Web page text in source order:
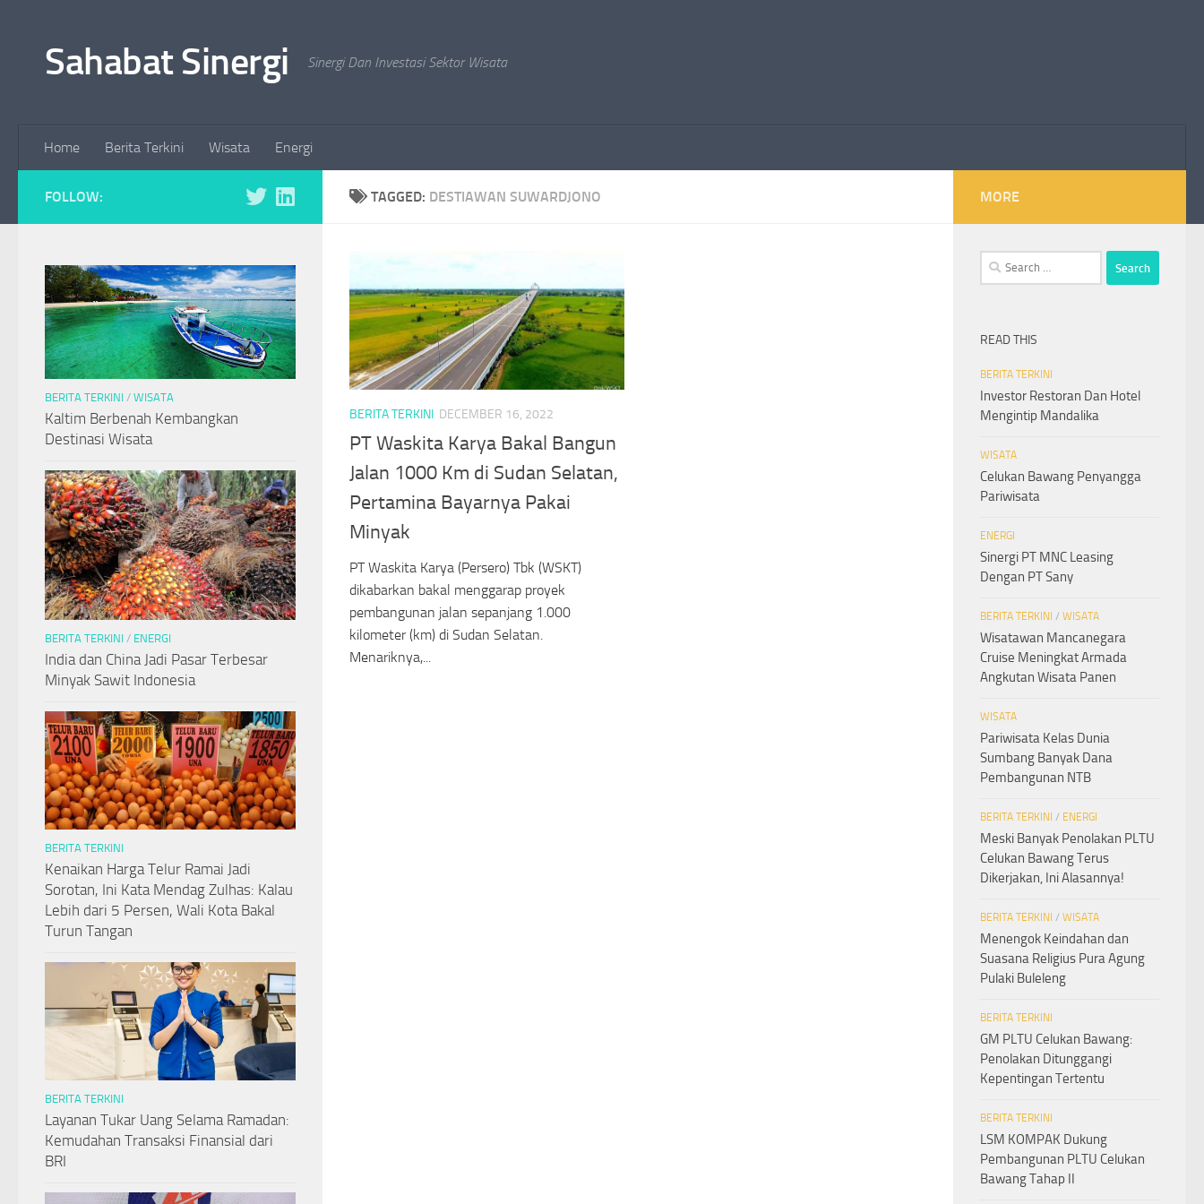
Sahabat Sinergi Sinergi Dan Investasi Sektor Wisata
Home Berita Terkini Wisata Energi
TAGGED: DESTIAWAN SUWARDJONO
BERITA TERKINI DECEMBER 16, 2022
PT Waskita Karya Bakal Bangun
Jalan 1000 Km di Sudan Selatan,
Pertamina Bayarnya Pakai
Minyak
PT Waskita Karya (Persero) Tbk (WSKT)
dikabarkan bakal menggarap proyek
pembangunan jalan sepanjang 1.000
kilometer (km) di Sudan Selatan.
Menariknya,...
FOLLOW:
BERITA TERKINI / WISATA
Kaltim Berbenah Kembangkan
Destinasi Wisata
BERITA TERKINI / ENERGI
India dan China Jadi Pasar Terbesar
Minyak Sawit Indonesia
BERITA TERKINI
Kenaikan Harga Telur Ramai Jadi
Sorotan, Ini Kata Mendag Zulhas: Kalau
Lebih dari 5 Persen, Wali Kota Bakal
Turun Tangan
BERITA TERKINI
Layanan Tukar Uang Selama Ramadan:
Kemudahan Transaksi Finansial dari
BRI
MORE
Search
for:
READ THIS
BERITA TERKINI
Investor Restoran Dan Hotel
Mengintip Mandalika
WISATA
Celukan Bawang Penyangga
Pariwisata
ENERGI
Sinergi PT MNC Leasing
Dengan PT Sany
BERITA TERKINI / WISATA
Wisatawan Mancanegara
Cruise Meningkat Armada
Angkutan Wisata Panen
WISATA
Pariwisata Kelas Dunia
Sumbang Banyak Dana
Pembangunan NTB
BERITA TERKINI / ENERGI
Meski Banyak Penolakan PLTU
Celukan Bawang Terus
Dikerjakan, Ini Alasannya!
BERITA TERKINI / WISATA
Menengok Keindahan dan
Suasana Religius Pura Agung
Pulaki Buleleng
BERITA TERKINI
GM PLTU Celukan Bawang:
Penolakan Ditunggangi
Kepentingan Tertentu
BERITA TERKINI
LSM KOMPAK Dukung
Pembangunan PLTU Celukan
Bawang Tahap II